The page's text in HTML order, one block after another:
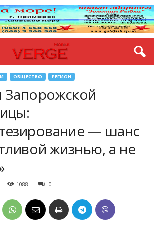
ОБЩЕСТВО РЕГИОН
— шанс
жизнью, а не
1088 0